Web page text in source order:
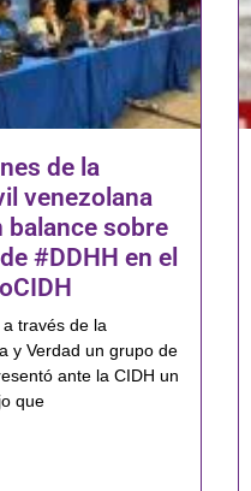
de la
venezolana
balance sobre
#DDHH en el
través de la
y Verdad un grupo de
ante la CIDH un
que